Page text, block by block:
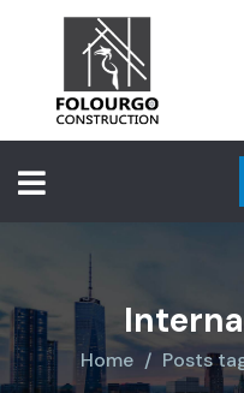
Home Posts